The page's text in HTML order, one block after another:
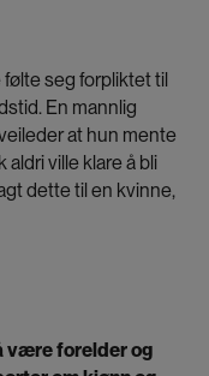
seg forpliktet til
En mannlig
at hun mente
aldri ville klare å bli
dette til en kvinne,
være forelder og